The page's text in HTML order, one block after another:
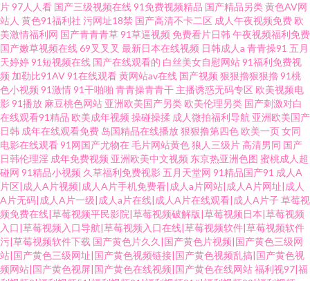
片97人人看 国产三级视频在线91免费视频精品 国产精品另类黄色AV网
站人 黄色91福利社 污网址18禁 国产高清不卡二区 成人午夜视频免费 欧
美激情福利网 国产青青青草91草逼视频 免费看片日韩午夜视频福利免费
国产嫩草视频在线69叉叉叉 最新日本在线视频 日韩成人a 青青操91 五月
天婷婷91短视频在线 国产在线观看的 白丝美女自慰网站91福利免费视
频 加勒比91AV91在线观看黄网站av在线 国产视频 狠狠擼狠狠擼91桃
色小视频 91激情91干啪啪 青青操青青干 主播诱惑无码专区 欧美视频电
影 91播放 麻豆桃色网站 亚洲欧美国产另类 欧美伦理另类 国产刺激对白
在线观看91精品 欧美成年视频 操碰操揉 成人微拍福利导航 亚洲欧美国产
日韩 成年在线观看免费 岛国精品在线播放狠狠撸第四色 欧美一页女同
电影在线观看91网国产尤物在毛片网站黄色狼人三级片高清男同 国产
日韩伦理淫 成年免费视频 亚洲欧美中文视频 东京热亚洲色图 蜜桃成人超
碰网 91精品小视频 久草福利免费视影 五月天堂网 91精品国产91 成人A
片区|成人A片视频|成人A片手机免费看|成人a片网站|成人A片网址|成人
A片无码|成人A片一级|成人a片在线|成人A片在线观看|成人A片子草莓视
频免费在线|草莓视频平民影院|草莓视频破解版|草莓视频日本|草莓视频
入口|草莓视频入口导航|草莓视频入口在线|草莓视频软件|草莓视频软件
污|草莓视频软件下载 国产黄色片久久|国产黄色片视频|国产黄色三级网
站|国产黄色三级网址|国产黄色视频链接|国产黄色视频乱搞|国产黄色视
频网站|国产黄色视屏|国产黄色在线视频|国产黄色在线网站福利视97|福